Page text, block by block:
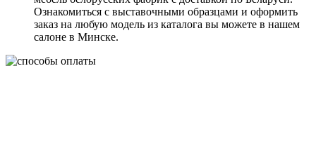
Ознакомиться с выставочными образцами и оформить
заказ на любую модель из каталога вы можете в нашем
салоне в Минске.